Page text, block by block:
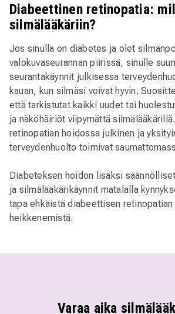
Diabeettinen retinopatia:
silmälääkäriin?
Jos sinulla on diabetes ja olet
valokuvaseurannan piirissä, sinulle
seurantakäynnit julkisessa
kauan, kun silmäsi voivat hyvin.
että tarkistutat kaikki uudet tai
ja näköhäiriöt viipymättä
retinopatian hoidossa julkinen ja
terveydenhuolto toimivat
Diabeteksen hoidon lisäksi
ja silmälääkärikäynnit matalalla
tapa ehkäistä diabeettisen retinopatian
heikkenemistä.
Varaa aika